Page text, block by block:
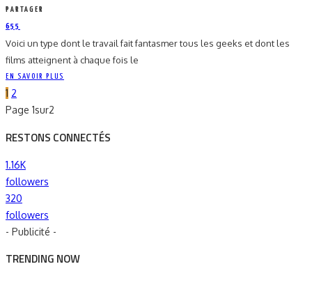
PARTAGER
655
Voici un type dont le travail fait fantasmer tous les geeks et dont les
films atteignent à chaque fois le
EN SAVOIR PLUS
1 2
Page 1sur2
RESTONS CONNECTÉS
1.16K
followers
320
followers
- Publicité -
TRENDING NOW